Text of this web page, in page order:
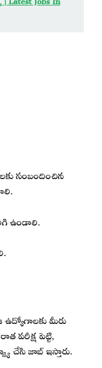
సంబందించిన
ఉండాలి.
ఉద్యోగాలకు మీరు
పరీక్ష పెట్టి,
చేసి జాబ్ ఇస్తారు.